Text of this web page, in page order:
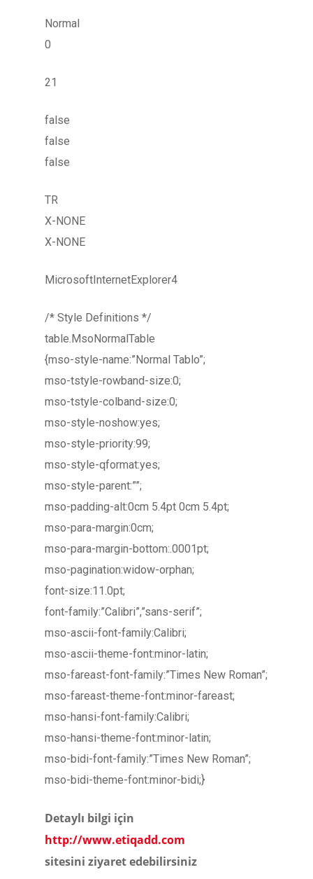
Normal
0
21
false
false
false
TR
X-NONE
X-NONE
MicrosoftInternetExplorer4
/* Style Definitions */
table.MsoNormalTable
{mso-style-name:”Normal Tablo”;
mso-tstyle-rowband-size:0;
mso-tstyle-colband-size:0;
mso-style-noshow:yes;
mso-style-priority:99;
mso-style-qformat:yes;
mso-style-parent:””;
mso-padding-alt:0cm 5.4pt 0cm 5.4pt;
mso-para-margin:0cm;
mso-para-margin-bottom:.0001pt;
mso-pagination:widow-orphan;
font-size:11.0pt;
font-family:”Calibri”,”sans-serif”;
mso-ascii-font-family:Calibri;
mso-ascii-theme-font:minor-latin;
mso-fareast-font-family:”Times New Roman”;
mso-fareast-theme-font:minor-fareast;
mso-hansi-font-family:Calibri;
mso-hansi-theme-font:minor-latin;
mso-bidi-font-family:”Times New Roman”;
mso-bidi-theme-font:minor-bidi;}
Detaylı bilgi için
http://www.etiqadd.com
sitesini ziyaret edebilirsiniz